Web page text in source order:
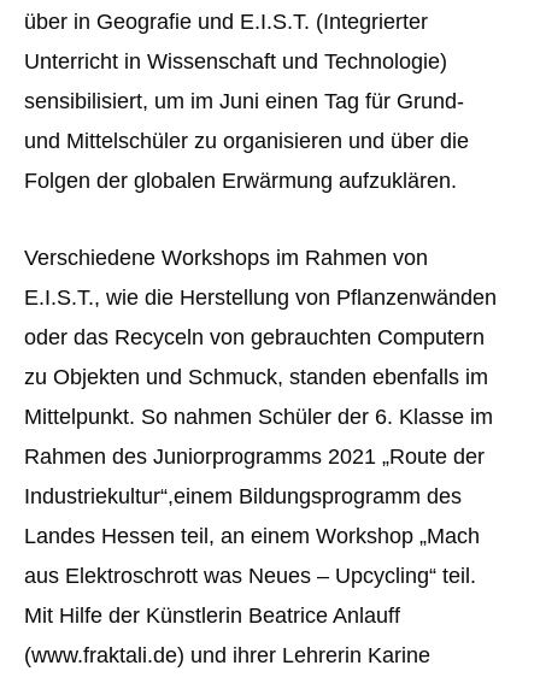
über in Geografie und E.I.S.T. (Integrierter
Unterricht in Wissenschaft und Technologie)
sensibilisiert, um im Juni einen Tag für Grund-
und Mittelschüler zu organisieren und über die
Folgen der globalen Erwärmung aufzuklären.
Verschiedene Workshops im Rahmen von
E.I.S.T., wie die Herstellung von Pflanzenwänden
oder das Recyceln von gebrauchten Computern
zu Objekten und Schmuck, standen ebenfalls im
Mittelpunkt. So nahmen Schüler der 6. Klasse im
Rahmen des Juniorprogramms 2021 „Route der
Industriekultur“,einem Bildungsprogramm des
Landes Hessen teil, an einem Workshop „Mach
aus Elektroschrott was Neues – Upcycling“ teil.
Mit Hilfe der Künstlerin Beatrice Anlauff
(www.fraktali.de) und ihrer Lehrerin Karine